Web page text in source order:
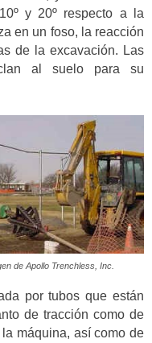
y 20º respecto a la
en un foso, la reacción
de la excavación. Las
al suelo para su
de Apollo Trenchless, Inc.
por tubos que están
de tracción como de
máquina, así como de